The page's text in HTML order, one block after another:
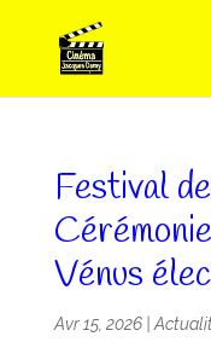
Festival
Vénus
Avr 15, 2026|